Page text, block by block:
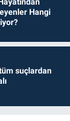
Hangi
suçlardan